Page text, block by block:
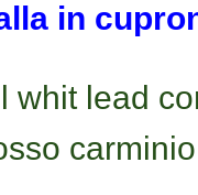
in
whit lead
carminio